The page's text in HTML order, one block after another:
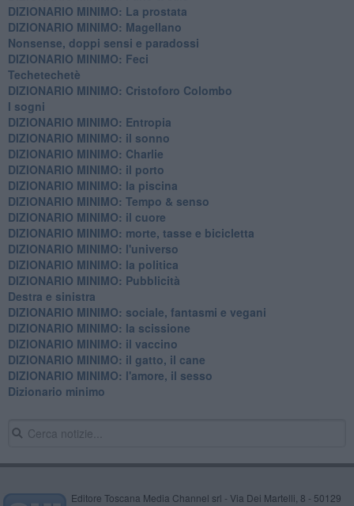
DIZIONARIO MINIMO: La prostata
​DIZIONARIO MINIMO: Magellano
Nonsense, doppi sensi e paradossi
DIZIONARIO MINIMO: Feci
Techetechetè
DIZIONARIO MINIMO: Cristoforo Colombo
I sogni
DIZIONARIO MINIMO: Entropia
DIZIONARIO MINIMO: il sonno
DIZIONARIO MINIMO: Charlie
DIZIONARIO MINIMO: il porto
DIZIONARIO MINIMO: la piscina
DIZIONARIO MINIMO: Tempo & senso
DIZIONARIO MINIMO: il cuore
DIZIONARIO MINIMO: morte, tasse e bicicletta
DIZIONARIO MINIMO: l'universo
DIZIONARIO MINIMO: la politica
DIZIONARIO MINIMO: Pubblicità
Destra e sinistra
DIZIONARIO MINIMO: sociale, fantasmi e vegani
DIZIONARIO MINIMO: la scissione
DIZIONARIO MINIMO: il vaccino
DIZIONARIO MINIMO: il gatto, il cane
DIZIONARIO MINIMO: l'amore, il sesso
Dizionario minimo
Editore Toscana Media Channel srl - Via Dei Martelli, 8 - 50129